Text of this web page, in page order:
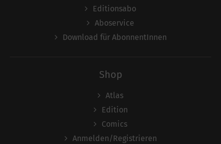
Editionsabo
Aboservice
Download für AbonnentInnen
Shop
Atlas
Edition
Comics
Anmelden/Registrieren